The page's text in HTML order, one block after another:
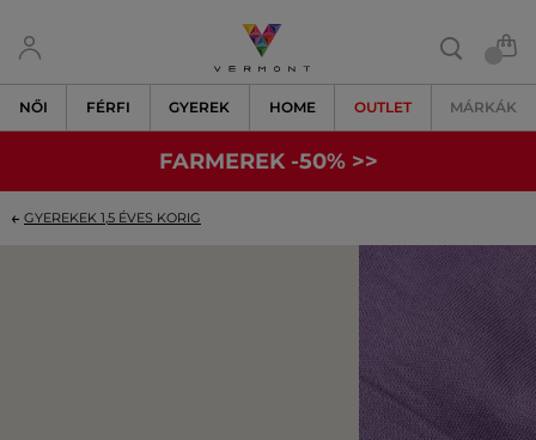
NŐI FÉRFI GYEREK HOME OUTLET MÁRKÁK
FARMEREK -50% >>
GYEREKEK 1,5 ÉVES KORIG